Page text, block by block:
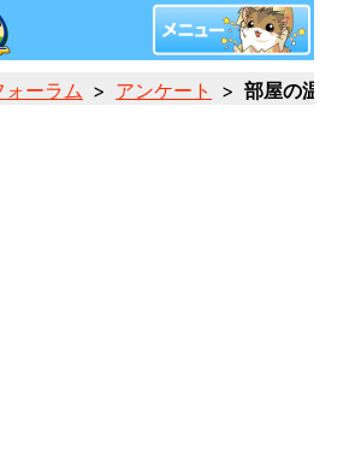
ォーラム アンケート 部屋の温度